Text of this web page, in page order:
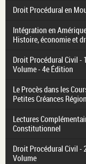
Droit Procédural en
Intégration en
Histoire, économie et
Droit Procédural Civil -
Volume - 4e Édition
Le Procès dans les
Petites Créances
Lectures
Constitutionnel
Droit Procédural Civil -
Volume